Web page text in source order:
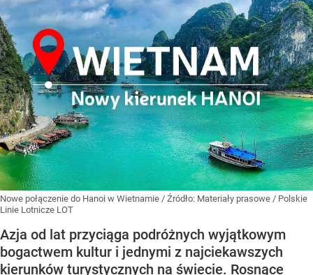
Nowe połączenie do Hanoi w Wietnamie / Źródło: Materiały prasowe / Polskie
Linie Lotnicze LOT
Azja od lat przyciąga podróżnych wyjątkowym
bogactwem kultur i jednymi z najciekawszych
kierunków turystycznych na świecie. Rosnące